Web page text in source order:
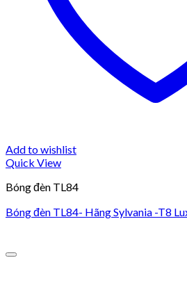
Add to wishlist
Quick View
Bóng đèn TL84
Bóng đèn TL84- Hãng Sylvania -T8